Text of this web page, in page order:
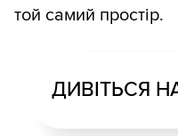
той самий простір.
ДИВІТЬСЯ